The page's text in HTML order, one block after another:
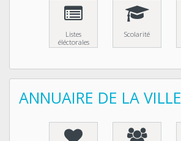
Listes
éléctorales
Scolarité
ANNUAIRE DE LA VILLE